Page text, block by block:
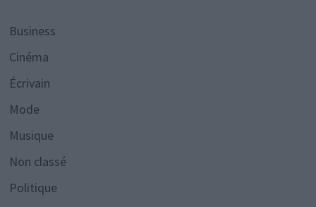
Business
Cinéma
Écrivain
Mode
Musique
Non classé
Politique